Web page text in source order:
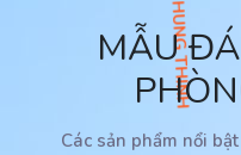
MẪU
Các sản phẩm nổi